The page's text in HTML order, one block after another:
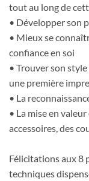
tout au long de
• Développer son
• Mieux se
confiance en soi
• Trouver son
une première
• La
• La mise en
accessoires, des
Félicitations aux 8
techniques